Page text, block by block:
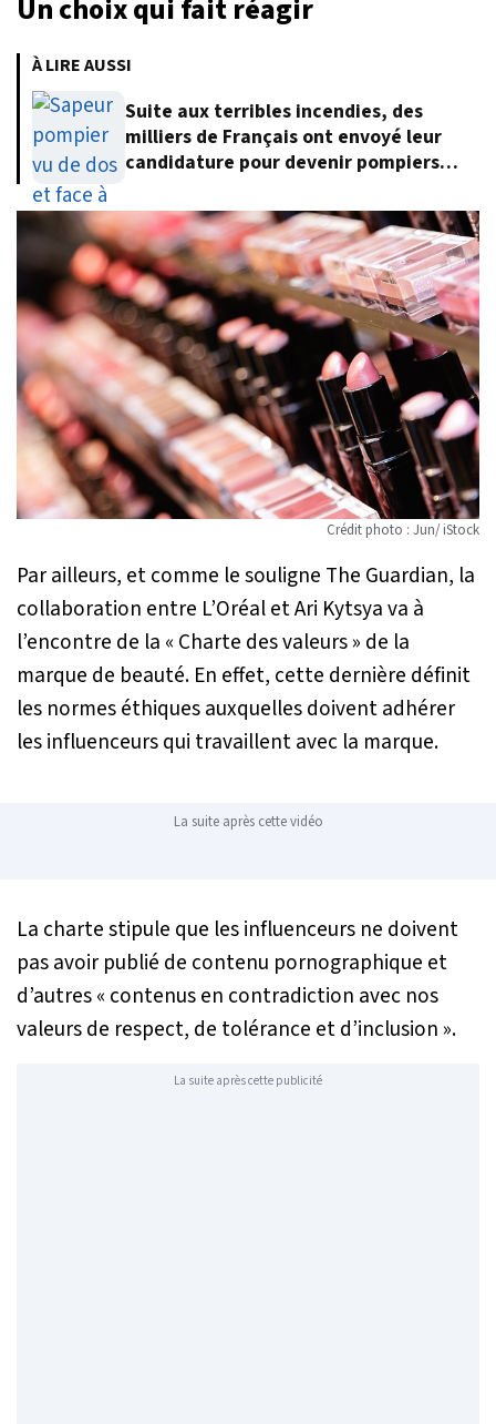
Un choix qui fait réagir
À LIRE AUSSI
Suite aux terribles incendies, des
milliers de Français ont envoyé leur
candidature pour devenir pompiers
Crédit photo : Jun/ iStock
Par ailleurs, et comme le souligne The Guardian, la
collaboration entre L’Oréal et Ari Kytsya va à
l’encontre de la « Charte des valeurs » de la
marque de beauté. En effet, cette dernière définit
les normes éthiques auxquelles doivent adhérer
les influenceurs qui travaillent avec la marque.
La suite après cette vidéo
La charte stipule que les influenceurs ne doivent
pas avoir publié de contenu pornographique et
d’autres « contenus en contradiction avec nos
valeurs de respect, de tolérance et d’inclusion ».
La suite après cette publicité